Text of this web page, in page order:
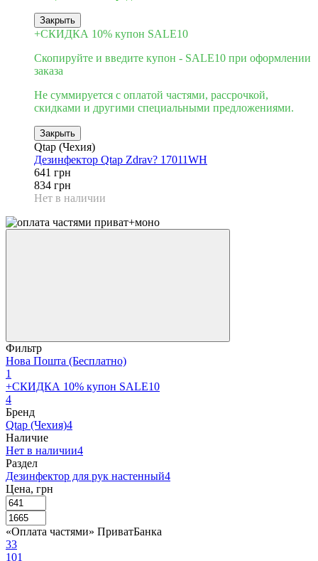
Закрыть
+СКИДКА 10% купон SALE10
Скопируйте и введите купон - SALE10 при оформлении
заказа
Не суммируется с оплатой частями, рассрочкой,
скидками и другими специальными предложениями.
Закрыть
Qtap (Чехия)
Дезинфектор Qtap Zdrav? 17011WH
641 грн
834 грн
Нет в наличии
Фильтр
Нова Пошта (Бесплатно)
1
+СКИДКА 10% купон SALE10
4
Бренд
Qtap (Чехия)4
Наличие
Нет в наличии4
Раздел
Дезинфектор для рук настенный4
Цена, грн
«Оплата частями» ПриватБанка
33
101